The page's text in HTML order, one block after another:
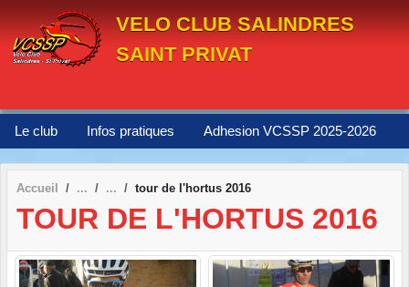
VELO CLUB SALINDRES
SAINT PRIVAT
Le club Infos pratiques Adhesion VCSSP 2025-2026
Accueil tour de l'hortus 2016
TOUR DE L'HORTUS 2016
Panneau de gestion des cookies